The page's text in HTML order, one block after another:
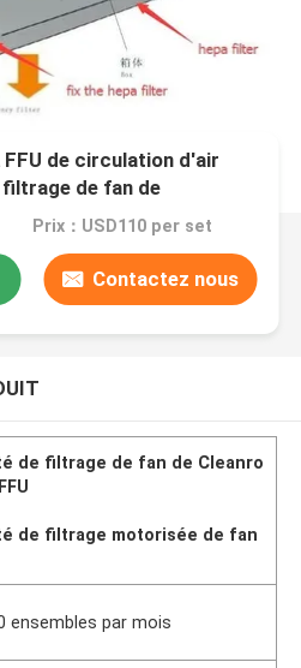
de circulation d'air
de fan de
Prix：USD110 per set
Contactez nous
de filtrage de fan de Cleanro
de filtrage motorisée de fan
ensembles par mois